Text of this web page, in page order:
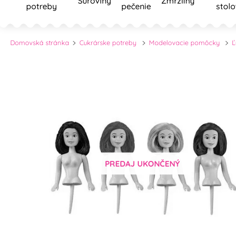
potreby
pečenie
Domovská stránka Cukrárske potreby Modelovacie pomôcky
PREDAJ UKONČENÝ